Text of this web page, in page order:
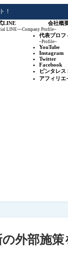
！
LINE
LINE~
会社概
~Company Profile~
代表プロフ
~Profile~
YouTube
Instagram
Twitter
Facebook
ピンタレス
アフィリエ
外部施策